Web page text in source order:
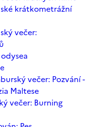
krátkometrážní
večer:
večer: Pozvání -
Maltese
večer: Burning